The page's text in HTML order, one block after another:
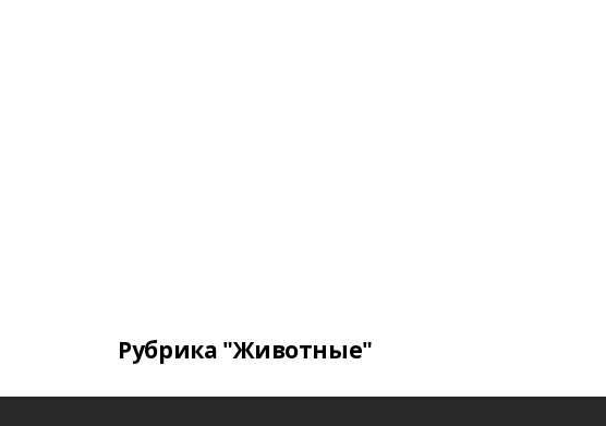
Рубрика "Животные"